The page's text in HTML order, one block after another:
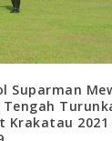
Suparman
Krakatau 2021